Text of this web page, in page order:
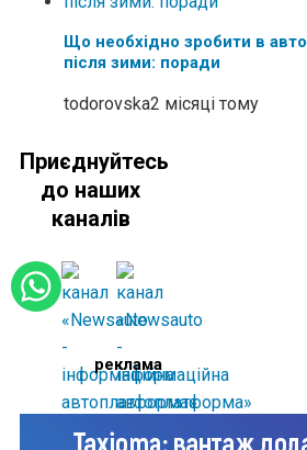
Що необхідно зробити в авто
після зими: поради
todorovska2 місяці тому
Приєднуйтесь
до наших
каналів
реклама